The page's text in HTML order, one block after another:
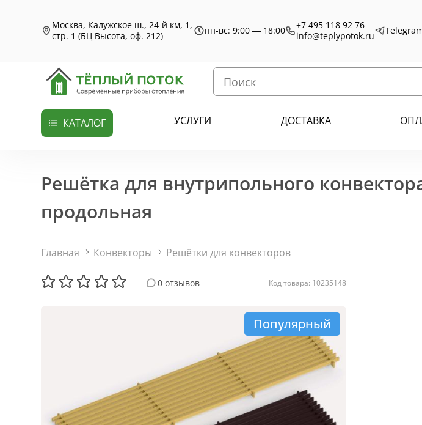
Москва, Калужское ш., 24-й км, 1,
стр. 1 (БЦ Высота, оф. 212)
пн-вс: 9:00 — 18:00
+7 495 118 92 76
info@teplypotok.ru
КАТАЛОГ УСЛУГИ ДОСТАВКА
Решётка для внутрипольного
продольная
Главная Конвекторы Решётки для конвекторов
0 отзывов Код товара: 10235148
Популярный